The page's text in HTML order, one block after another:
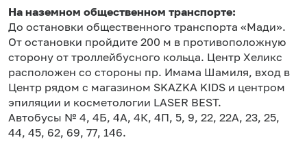
На наземном общественном транспорте:
До остановки общественного транспорта «Мади».
От остановки пройдите 200 м в противоположную
сторону от троллейбусного кольца. Центр Хеликс
расположен со стороны пр. Имама Шамиля, вход в
Центр рядом с магазином SKAZKA KIDS и центром
эпиляции и косметологии LASER BEST.
Автобусы № 4, 4Б, 4А, 4К, 4П, 5, 9, 22, 22А, 23, 25,
44, 45, 62, 69, 77, 146.